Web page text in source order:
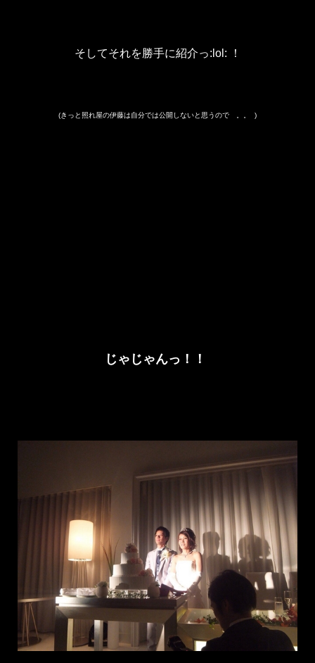
そしてそれを勝手に紹介っ:lol: ！
(きっと照れ屋の伊藤は自分では公開しないと思うので 。。 )
じゃじゃんっ！！